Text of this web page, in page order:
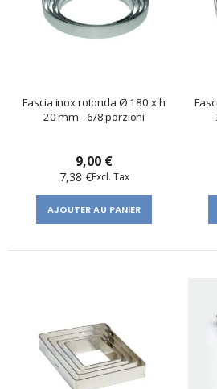
Fascia inox rotonda Ø 180 x h
20 mm - 6/8 porzioni
9,00 €
7,38 €
AJOUTER AU PANIER